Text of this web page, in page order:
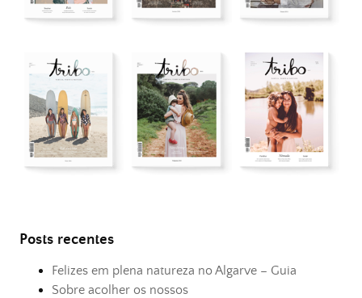
Posts recentes
Felizes em plena natureza no Algarve – Guia
Sobre acolher os nossos